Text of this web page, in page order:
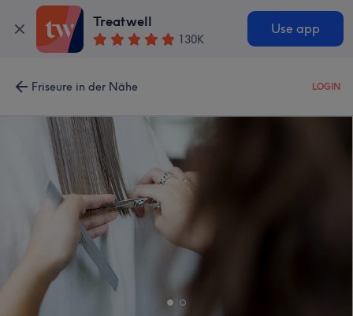
Treatwell
130K
Use app
Friseure in der Nähe LOGIN